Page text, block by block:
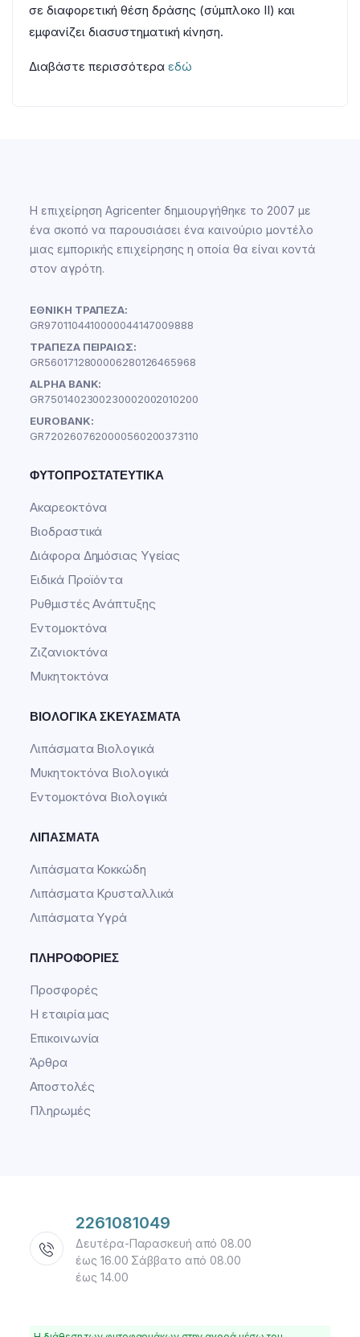
σε διαφορετική θέση δράσης (σύμπλοκο ΙΙ) και
εμφανίζει διασυστηματική κίνηση.
Διαβάστε περισσότερα εδώ
Η επιχείρηση Agricenter δημιουργήθηκε το 2007 με
ένα σκοπό να παρουσιάσει ένα καινούριο μοντέλο
μιας εμπορικής επιχείρησης η οποία θα είναι κοντά
στον αγρότη.
ΕΘΝΙΚΗ ΤΡΑΠΕΖΑ:
GR9701104410000044147009888
ΤΡΑΠΕΖΑ ΠΕΙΡΑΙΩΣ:
GR5601712800006280126465968
ALPHA BANK:
GR7501402300230002002010200
EUROBANK:
GR7202607620000560200373110
ΦΥΤΟΠΡΟΣΤΑΤΕΥΤΙΚΆ
Ακαρεοκτόνα
Βιοδραστικά
Διάφορα Δημόσιας Υγείας
Ειδικά Προϊόντα
Ρυθμιστές Ανάπτυξης
Εντομοκτόνα
Ζιζανιοκτόνα
Μυκητοκτόνα
ΒΙΟΛΟΓΙΚΆ ΣΚΕΥΆΣΜΑΤΑ
Λιπάσματα Βιολογικά
Μυκητοκτόνα Βιολογικά
Εντομοκτόνα Βιολογικά
ΛΙΠΆΣΜΑΤΑ
Λιπάσματα Κοκκώδη
Λιπάσματα Κρυσταλλικά
Λιπάσματα Υγρά
ΠΛΗΡΟΦΟΡΊΕΣ
Προσφορές
Η εταιρία μας
Επικοινωνία
Άρθρα
Αποστολές
Πληρωμές
2261081049
Δευτέρα-Παρασκευή από 08.00
έως 16.00 Σάββατο από 08.00
έως 14.00